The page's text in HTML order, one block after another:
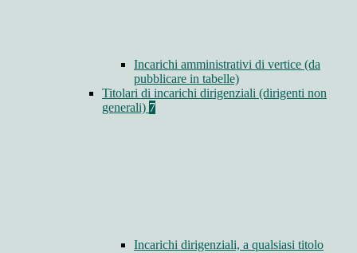
Incarichi amministrativi di vertice (da
pubblicare in tabelle)
Titolari di incarichi dirigenziali (dirigenti non
generali) 7
Incarichi dirigenziali, a qualsiasi titolo